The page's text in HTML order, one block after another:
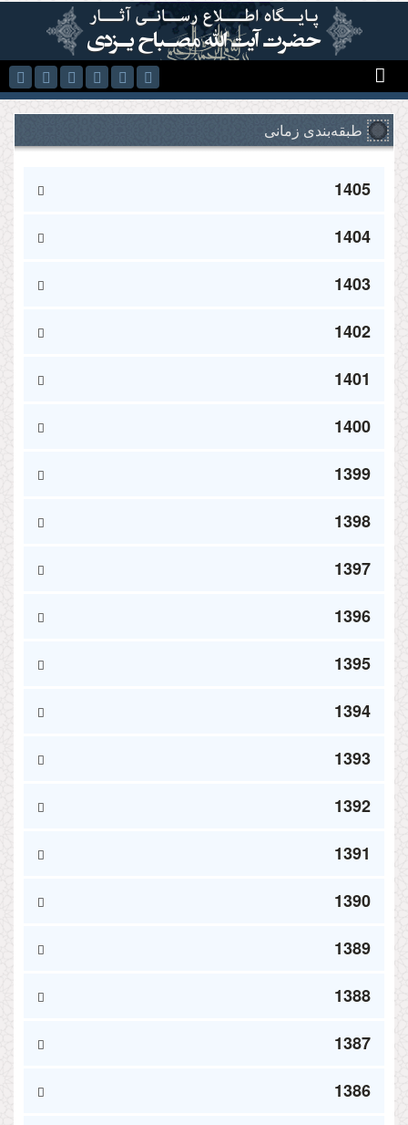
رفتن به محتوای اصلی
طبقه‌بندی زمانی
1405
1404
1403
1402
1401
1400
1399
1398
1397
1396
1395
1394
1393
1392
1391
1390
1389
1388
1387
1386